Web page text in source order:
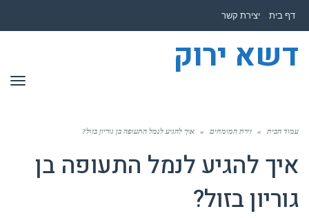
לתוכןדף בית יצירת קשר
דשא ירוק
עמוד הבית » זירת המומחים » איך להגיע לנמל התעופה בן גוריון בזול?
איך להגיע לנמל התעופה בן
גוריון בזול?